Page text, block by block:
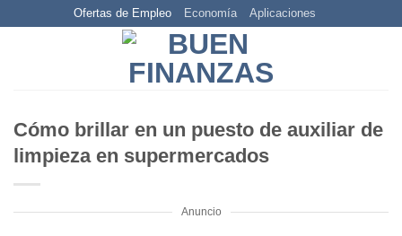
Ofertas de Empleo Economía Aplicaciones
Cómo brillar en un puesto de auxiliar de
limpieza en supermercados
Anuncio